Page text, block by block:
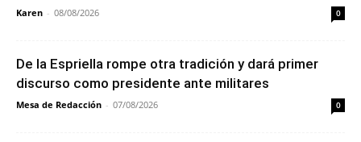
Karen - 08/08/2026 0
De la Espriella rompe otra tradición y dará primer
discurso como presidente ante militares
Mesa de Redacción - 07/08/2026 0